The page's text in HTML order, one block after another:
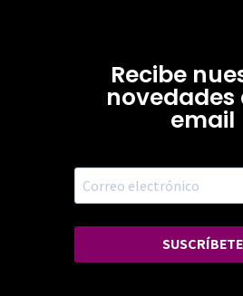
Recibe
novedades
email
SUSCRÍBETE